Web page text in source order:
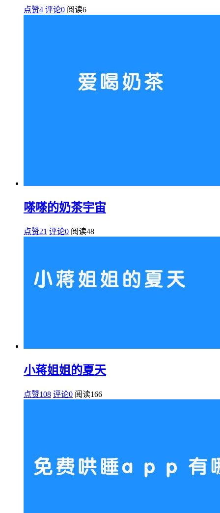
点赞4 评论0 阅读6
嗏嗏的奶茶宇宙
点赞21 评论0 阅读48
小蒋姐姐的夏天
点赞108 评论0 阅读166